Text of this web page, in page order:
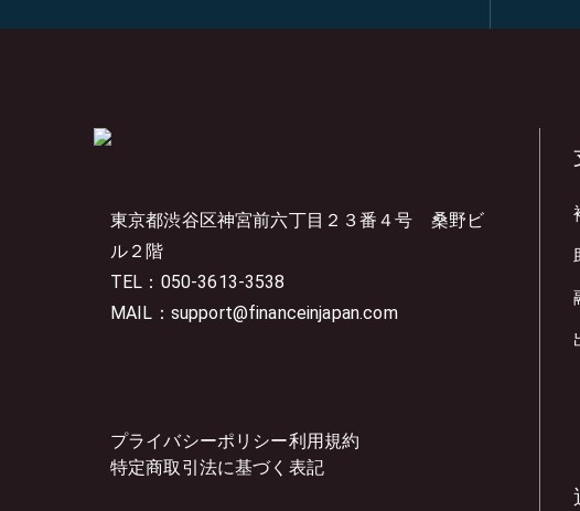
東京都渋谷区神宮前六丁目２３番４号 桑野ビ
ル２階
TEL：050-3613-3538
MAIL：support@financeinjapan.com
プライバシーポリシー利用規約
特定商取引法に基づく表記